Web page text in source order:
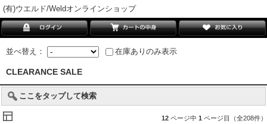
(有)ウエルド/Weldオンラインショップ
並べ替え： 在庫ありのみ表示
CLEARANCE SALE
ここをタップして検索
12 ページ中 1 ページ目（全208件）